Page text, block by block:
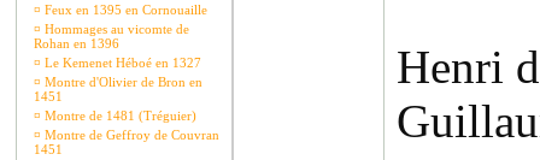
¤ Feux en 1395 en Cornouaille
¤ Hommages au vicomte de
Rohan en 1396
¤ Le Kemenet Héboé en 1327
¤ Montre d'Olivier de Bron en
1451
¤ Montre de 1481 (Tréguier)
¤ Montre de Geffroy de Couvran
1451
Henri